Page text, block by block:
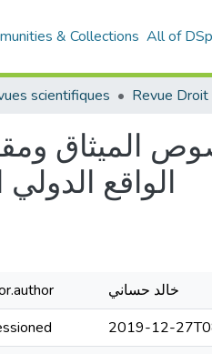
& Collections All of
scientifiques
الميثاق
الواقع الدولي
خالد حساني
2019-12-